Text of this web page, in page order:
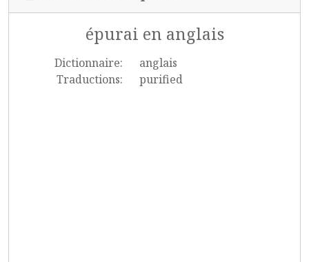
épurai en anglais
Dictionnaire:
anglais
Traductions:
purified